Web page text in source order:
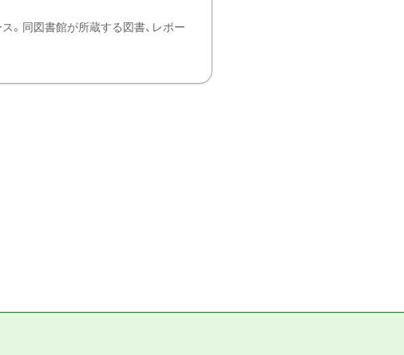
。同図書館が所蔵する図書、レポー